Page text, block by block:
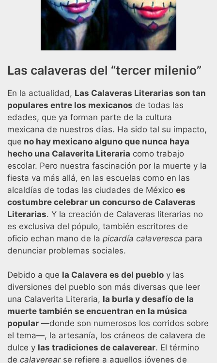
Las calaveras del “tercer milenio”
En la actualidad, Las Calaveras Literarias son tan
populares entre los mexicanos de todas las
edades, que ya forman parte de la cultura
mexicana de nuestros días. Ha sido tal su impacto,
que no hay mexicano alguno que nunca haya
hecho una Calaverita Literaria como trabajo
escolar. Pero nuestra fascinación por la muerte y la
fiesta va más allá, en las escuelas como en las
alcaldías de todas las ciudades de México es
costumbre celebrar un concurso de Calaveras
Literarias. Y la creación de Calaveras literarias no
es exclusiva del pópulo, también escritores de
oficio echan mano de la picardía calaveresca para
denunciar problemas sociales.
Debido a que la Calavera es del pueblo y las
diversiones del pueblo son más diversas que leer
una Calaverita Literaria, la burla y desafío de la
muerte también se encuentran en la música
popular ―donde son numerosos los corridos sobre
el tema―, la artesanía, los cráneos de calavera de
dulce y las tradiciones de calaverear. El término
de calaverearse refiere a aquellos jóvenes de